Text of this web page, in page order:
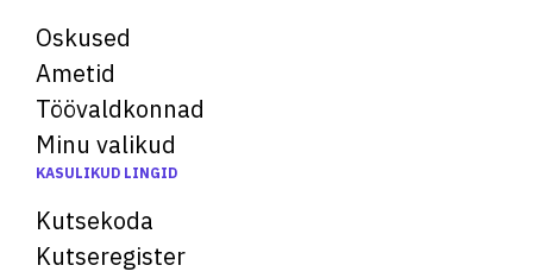
Oskused
Ametid
Töövaldkonnad
Minu valikud
KASULIKUD LINGID
Kutsekoda
Kutseregister